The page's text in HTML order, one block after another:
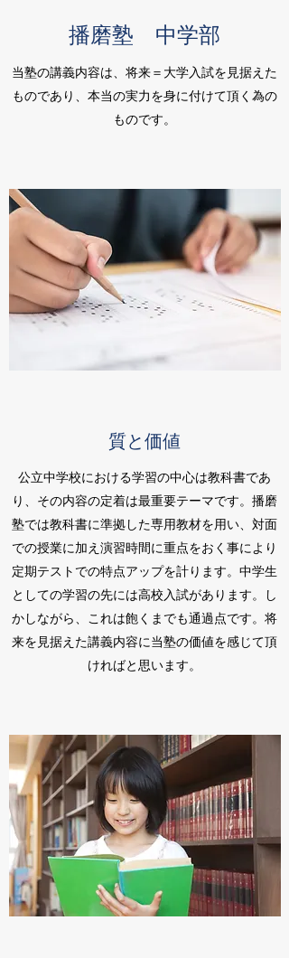
播磨塾 中学部
当塾の講義内容は、将来＝大学入試を見据えた
ものであり、本当の実力を身に付けて頂く為の
ものです。
質と価値
公立中学校における学習の中心は教科書であ
り、その内容の定着は最重要テーマです。播磨
塾では教科書に準拠した専用教材を用い、対面
での授業に加え演習時間に重点をおく事により
定期テストでの特点アップを計ります。中学生
としての学習の先には高校入試があります。し
かしながら、これは飽くまでも通過点です。将
来を見据えた講義内容に当塾の価値を感じて頂
ければと思います。